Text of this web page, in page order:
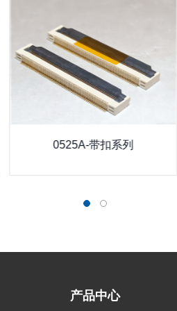
0525A-带扣系列
产品中心